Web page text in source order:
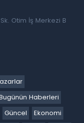
Otim İş Merkezi B
Haberleri
Güncel
Ekonomi